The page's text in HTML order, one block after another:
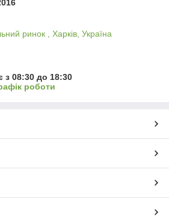
ринок , Харків, Україна
з 08:30 до 18:30
роботи